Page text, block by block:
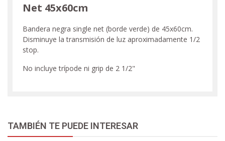
Net 45x60cm
Bandera negra single net (borde verde) de 45x60cm.
Disminuye la transmisión de luz aproximadamente 1/2
stop.
No incluye trípode ni grip de 2 1/2"
TAMBIÉN TE PUEDE INTERESAR